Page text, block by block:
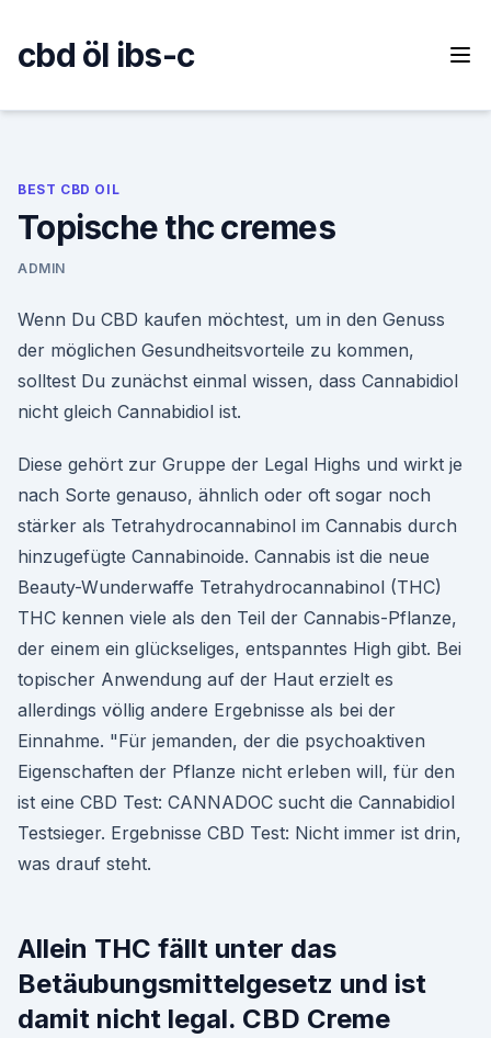
content
cbd öl ibs-c
BEST CBD OIL
Topische thc cremes
ADMIN
Wenn Du CBD kaufen möchtest, um in den Genuss
der möglichen Gesundheitsvorteile zu kommen,
solltest Du zunächst einmal wissen, dass Cannabidiol
nicht gleich Cannabidiol ist.
Diese gehört zur Gruppe der Legal Highs und wirkt je
nach Sorte genauso, ähnlich oder oft sogar noch
stärker als Tetrahydrocannabinol im Cannabis durch
hinzugefügte Cannabinoide. Cannabis ist die neue
Beauty-Wunderwaffe Tetrahydrocannabinol (THC)
THC kennen viele als den Teil der Cannabis-Pflanze,
der einem ein glückseliges, entspanntes High gibt. Bei
topischer Anwendung auf der Haut erzielt es
allerdings völlig andere Ergebnisse als bei der
Einnahme. "Für jemanden, der die psychoaktiven
Eigenschaften der Pflanze nicht erleben will, für den
ist eine CBD Test: CANNADOC sucht die Cannabidiol
Testsieger. Ergebnisse CBD Test: Nicht immer ist drin,
was drauf steht.
Allein THC fällt unter das
Betäubungsmittelgesetz und ist
damit nicht legal. CBD Creme